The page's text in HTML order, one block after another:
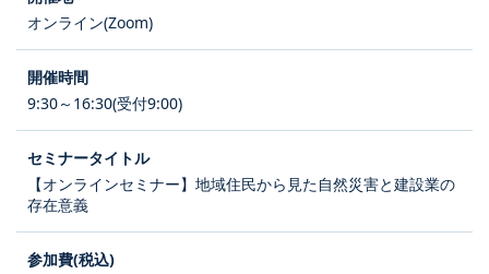
オンライン(Zoom)
9:30～16:30(受付9:00)
【オンラインセミナー】地域住民から見た自然災害と建設業の
存在意義